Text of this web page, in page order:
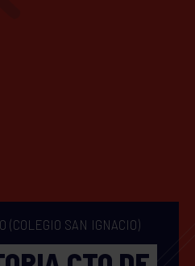
(COLEGIO SAN IGNACIO)